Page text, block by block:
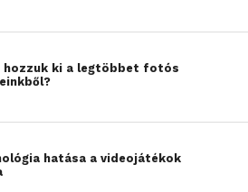
hozzuk ki a legtöbbet fotós
hatása a videojátékok